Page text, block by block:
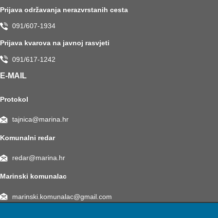
Prijava održavanja nerazvrstanih cesta
091/607-1934
Prijava kvarova na javnoj rasvjeti
091/617-1242
E-MAIL
Protokol
tajnica@marina.hr
Komunalni redar
redar@marina.hr
Marinski komunalac
marinski.komunalac@gmail.com